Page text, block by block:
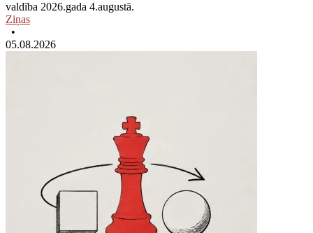
valdība 2026.gada 4.augustā.
Ziņas
•
05.08.2026